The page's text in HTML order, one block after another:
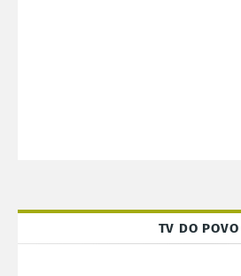
TV DO POVO